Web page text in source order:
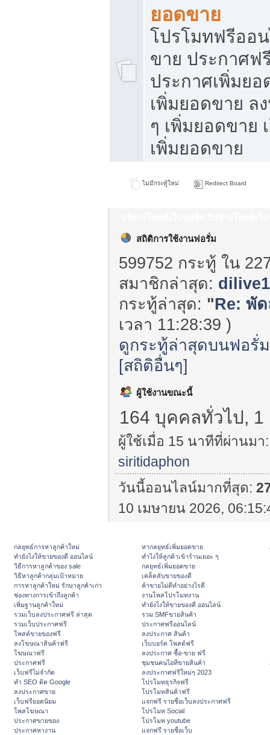
ยอดขาย
โปรโมทฟรีออ
ขาย ประกาศฟ
ประกาศเพิ่มย
เพิ่มยอดขาย ล
ๆ เพิ่มยอดขาย
เพิ่มยอดขาย
ไม่มีกระทู้ใหม่ Redirect Board
สถิติการใช้งานฟอรั่ม
599752 กระทู้ ใน
สมาชิกล่าสุด:
กระทู้ล่าสุด: "Re: พั
เวลา 11:28:39 )
ดูกระทู้ล่าสุดบนฟอรั่ม
[สถิติอื่นๆ]
ผู้ใช้งานขณะนี้
164 บุคคลทั่วไป,
ผู้ใช้เมื่อ 15 นาทีที่ผ่านมา:
siritidaphon
วันนี้ออนไลน์มากที่สุด:
10 เมษายน 2026,
กลยุทธ์การหาลูกค้าใหม่
ทํายังไงให้ขายของดี ออนไลน์
วิธีการหาลูกค้าของ sale
วิธีหาลูกค้ากลุ่มเป้าหมาย
การหาลูกค้าใหม่ รักษาลูกค้าเก่า
ช่องทางการเข้าถึงลูกค้า
เพิ่มฐานลูกค้าใหม่
รวมเว็บลงประกาศฟรี ล่าสุด
รวมเว็บประกาศฟรี
โพสต์ขายของฟรี
ลงโฆษณาสินค้าฟรี
โฆษณาฟรี
ประกาศฟรี
เว็บฟรีไม่จำกัด
ทำ SEO ติด Google
ลงประกาศขาย
เว็บฟรียอดนิยม
โพสโฆษณา
ประกาศขายของ
ประกาศหางาน
หากลยุทธ์เพิ่มยอดขาย
ทําไงให้ลูกค้าเข้าร้านเยอะ ๆ
กลยุทธ์เพิ่มยอดขาย
เคล็ดลับขายของดี
ค้าขายไม่ดีทำอย่างไรดี
งานโพสโปรโมทงาน
ทํายังไงให้ขายของดี ออนไลน์
รวม SMFขายสินค้า
ประกาศฟรีออนไลน์
ลงประกาศ สินค้า
เว็บบอร์ด โพสต์ฟรี
ลงประกาศ ซื้อ-ขาย ฟรี
ชุมชนคนไอทีขายสินค้า
ลงประกาศฟรีใหม่ๆ 2023
โปรโมทธุรกิจฟรี
โปรโมทสินค้าฟรี
แจกฟรี รายชื่อเว็บลงประกาศฟรี
โปรโมท Social
โปรโมท youtube
แจกฟรี รายชื่อเว็บ